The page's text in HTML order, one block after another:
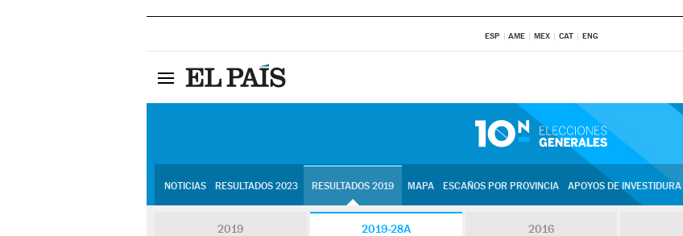
ESP AME MEX CAT ENG
NOTICIAS RESULTADOS 2023 RESULTADOS 2019 MAPA ESCAÑOS POR PROVINCIA APOYOS DE INVESTIDURA
2019 2019-28A 2016